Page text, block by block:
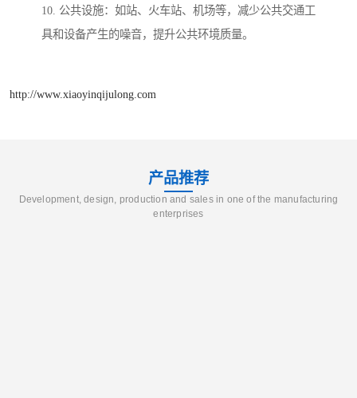
10. 公共设施：如站、火车站、机场等，减少公共交通工
具和设备产生的噪音，提升公共环境质量。
http://www.xiaoyinqijulong.com
产品推荐
Development, design, production and sales in one of the manufacturing
enterprises